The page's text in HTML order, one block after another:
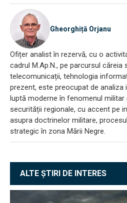
Gheorghiță Orjanu
Ofițer analist în rezervă, cu o
cadrul M.Ap.N., pe parcursul căreia
telecomunicații, tehnologia
prezent, este preocupat de analiza
luptă moderne în fenomenul militar
securității regionale, cu accent pe
asupra doctrinelor militare,
strategic în zona Mării Negre.
ALTE ȘTIRI DE INTERES